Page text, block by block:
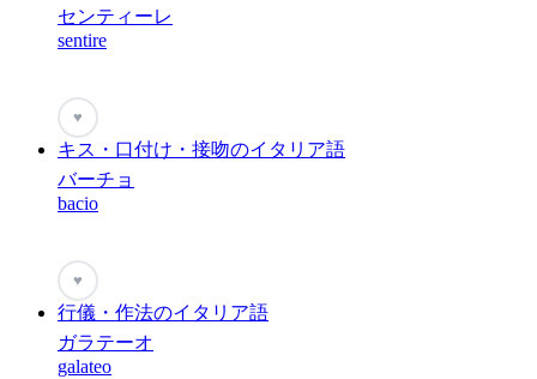
センティーレ
sentire
♥
キス・口付け・接吻のイタリア語
バーチョ
bacio
♥
行儀・作法のイタリア語
ガラテーオ
galateo